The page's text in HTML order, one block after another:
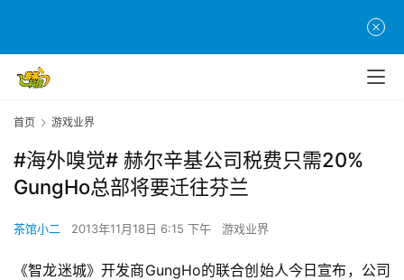
首页 游戏业界
#海外嗅觉# 赫尔辛基公司税费只需20%
GungHo总部将要迁往芬兰
茶馆小二 2013年11月18日 6:15 下午 游戏业界
《智龙迷城》开发商GungHo的联合创始人今日宣布，公司